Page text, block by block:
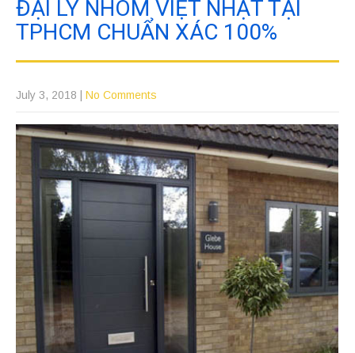
ĐẠI LÝ NHÔM VIỆT NHẬT TẠI
TPHCM CHUẨN XÁC 100%
July 3, 2018 | No Comments